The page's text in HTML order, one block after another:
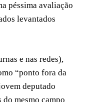
péssima avaliação
levantados
e nas redes),
“ponto fora da
deputado
mesmo campo